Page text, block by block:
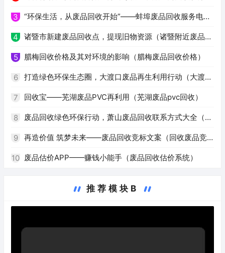
（分钟寺附近上门回收废品）
3 “环保生活，从废品回收开始”——蚌埠废品回收服务电话
汇总（蚌埠废品回收电话号码）
4 诸暨市新建废品回收点，提现旧物资源（诸暨附近废品回
收）
5 腊梅回收价格及其对环境的影响（腊梅废品回收价格）
6 打造绿色环保生态圈，大渡口废品再生利用行动（大渡口
废品回收）
7 回收宝——芜湖废品PVC再利用（芜湖废品pvc回收）
8 废品回收绿色环保行动，萧山废品回收联系方式大全（萧
山回收废品电话）
9 再造价值 筑梦未来——废品回收竞标文案（回收废品竞
标文案）
10 废品估价APP——赚钱小能手（废品回收估价系统）
推荐模块B